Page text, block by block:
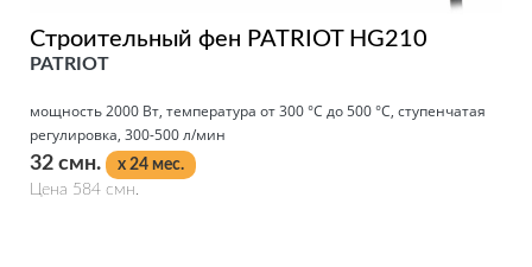
Строительный фен PATRIOT HG210
PATRIOT
мощность 2000 Вт, температура от 300 °С до 500 °С, ступенчатая
регулировка, 300-500 л/мин
32 смн.
x 24 мес.
Цена 584 смн.